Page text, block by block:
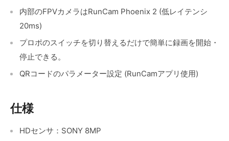
内部のFPVカメラはRunCam Phoenix 2 (低レイテンシ
20ms)
プロポのスイッチを切り替えるだけで簡単に録画を開始・
停止できる。
QRコードのパラメーター設定 (RunCamアプリ使用)
仕様
HDセンサ：SONY 8MP